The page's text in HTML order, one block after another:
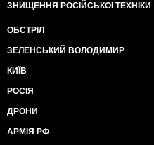
ЗНИЩЕННЯ РОСІЙСЬКОЇ ТЕХНІКИ
ОБСТРІЛ
ЗЕЛЕНСЬКИЙ ВОЛОДИМИР
КИЇВ
РОСІЯ
ДРОНИ
АРМІЯ РФ